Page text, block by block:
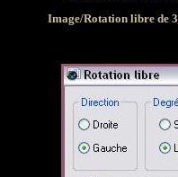
Image/Rotation libre de